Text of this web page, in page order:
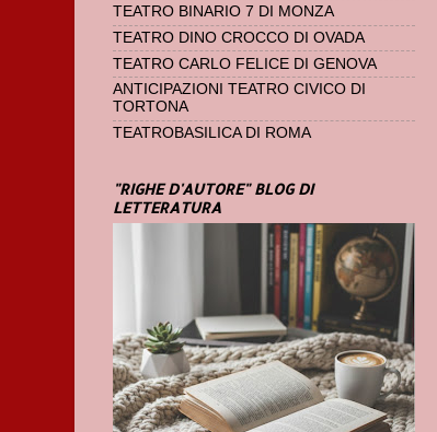
TEATRO BINARIO 7 DI MONZA
TEATRO DINO CROCCO DI OVADA
TEATRO CARLO FELICE DI GENOVA
ANTICIPAZIONI TEATRO CIVICO DI
TORTONA
TEATROBASILICA DI ROMA
"RIGHE D'AUTORE" BLOG DI
LETTERATURA